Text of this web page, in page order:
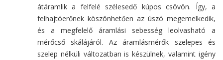
átáramlik a felfelé szélesedő kúpos csövön. Így, a
felhajtóerőnek köszönhetően az úszó megemelkedik,
és a megfelelő áramlási sebesség leolvasható a
mérőcső skálájáról. Az áramlásmérők szelepes és
szelep nélküli változatban is készülnek, valamint igény